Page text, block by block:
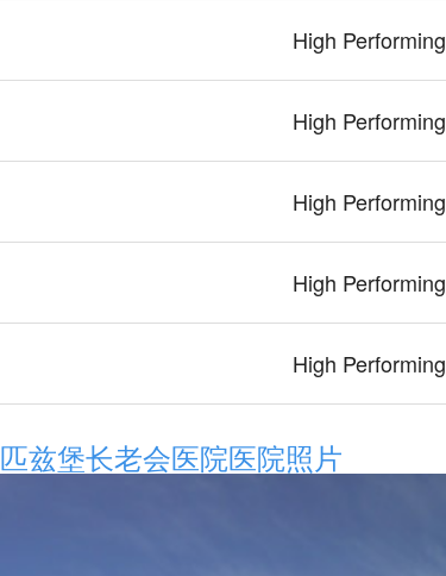
High Performing
High Performing
High Performing
High Performing
High Performing
匹兹堡长老会医院医院照片